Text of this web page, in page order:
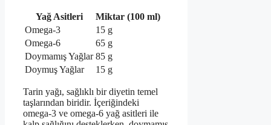
Yağ Asitleri
Miktar (100 ml)
Omega-3
15 g
Omega-6
65 g
Doymamış Yağlar 85 g
Doymuş Yağlar
15 g
Tarin yağı, sağlıklı bir diyetin temel
taşlarından biridir. İçeriğindeki
omega-3 ve omega-6 yağ asitleri ile